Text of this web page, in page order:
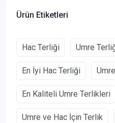
Ürün Etiketleri
Hac Terliği Umre
En İyi Hac Terliği
En Kaliteli Umre Terlikleri
Umre ve Hac İçin Terlik